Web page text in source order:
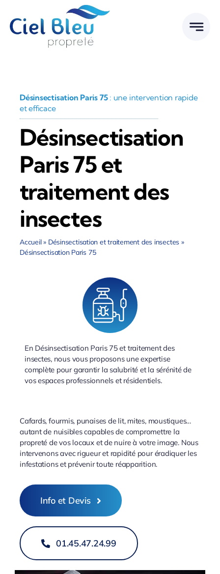
contenu
Désinsectisation Paris 75: une intervention rapide
et efficace
Désinsectisation
Paris 75 et
traitement des
insectes
Accueil» Désinsectisation et traitement des insectes »
Désinsectisation Paris 75
En Désinsectisation Paris 75 et traitement des
insectes, nous vous proposons une expertise
complète pour garantir la salubrité et la sérénité de
vos espaces professionnels et résidentiels.
Cafards, fourmis, punaises de lit, mites, moustiques…
autant de nuisibles capables de compromettre la
propreté de vos locaux et de nuire à votre image. Nous
intervenons avec rigueur et rapidité pour éradiquer les
infestations et prévenir toute réapparition.
Info et Devis
01.45.47.24.99